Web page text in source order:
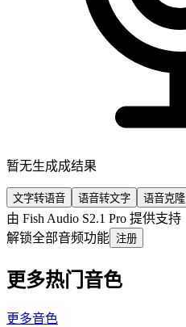
暂无生成成结果
文字转语音 语音转文字 语音克隆
由 Fish Audio S2.1 Pro 提供支持
解锁全部音频功能 注册
更多热门音色
更多音色